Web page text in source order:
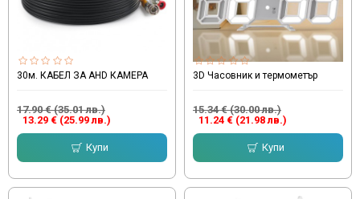
30м. КАБЕЛ ЗА AHD КАМЕРА
13.29 € (25.99 лв.)
17.90 € (35.01 лв.)
Купи
3D Часовник и термометър
11.24 € (21.98 лв.)
15.34 € (30.00 лв.)
Купи